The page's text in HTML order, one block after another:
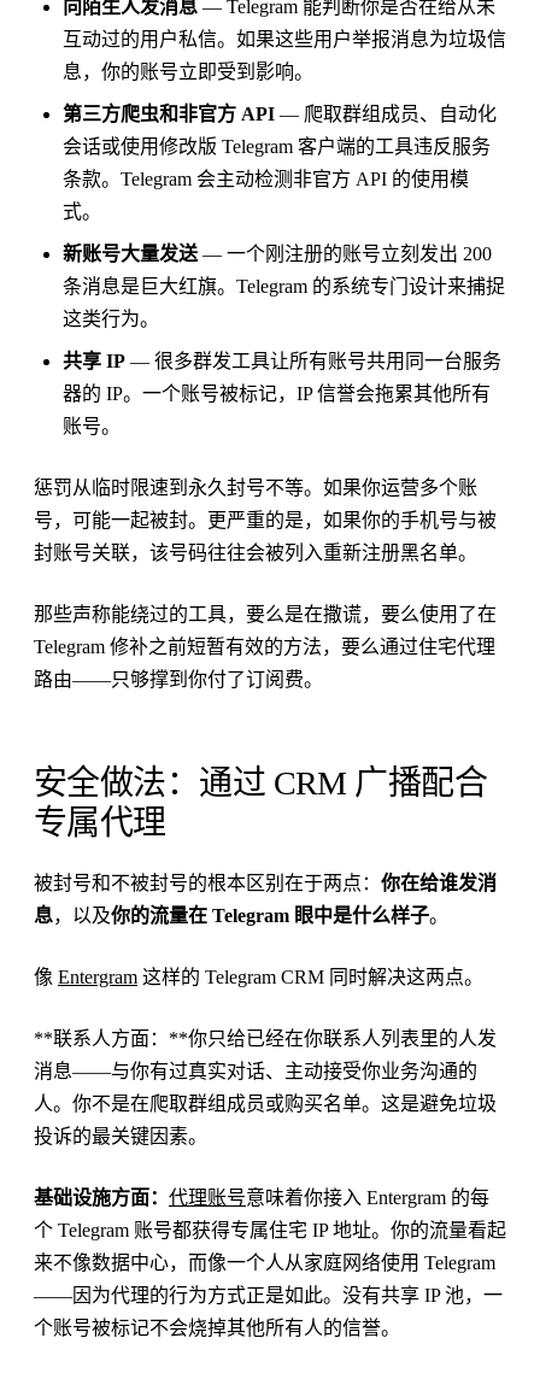
向陌生人发消息 — Telegram 能判断你是否在给从未
互动过的用户私信。如果这些用户举报消息为垃圾信
息，你的账号立即受到影响。
第三方爬虫和非官方 API — 爬取群组成员、自动化
会话或使用修改版 Telegram 客户端的工具违反服务
条款。Telegram 会主动检测非官方 API 的使用模
式。
新账号大量发送 — 一个刚注册的账号立刻发出 200
条消息是巨大红旗。Telegram 的系统专门设计来捕捉
这类行为。
共享 IP — 很多群发工具让所有账号共用同一台服务
器的 IP。一个账号被标记，IP 信誉会拖累其他所有
账号。
惩罚从临时限速到永久封号不等。如果你运营多个账
号，可能一起被封。更严重的是，如果你的手机号与被
封账号关联，该号码往往会被列入重新注册黑名单。
那些声称能绕过的工具，要么是在撒谎，要么使用了在
Telegram 修补之前短暂有效的方法，要么通过住宅代理
路由——只够撑到你付了订阅费。
安全做法：通过 CRM 广播配合
专属代理
被封号和不被封号的根本区别在于两点： 你在给谁发消
息，以及你的流量在 Telegram 眼中是什么样子。
像 Entergram 这样的 Telegram CRM 同时解决这两点。
**联系人方面：**你只给已经在你联系人列表里的人发
消息——与你有过真实对话、主动接受你业务沟通的
人。你不是在爬取群组成员或购买名单。这是避免垃圾
投诉的最关键因素。
基础设施方面： 代理账号意味着你接入 Entergram 的每
个 Telegram 账号都获得专属住宅 IP 地址。你的流量看起
来不像数据中心，而像一个人从家庭网络使用 Telegram
——因为代理的行为方式正是如此。没有共享 IP 池，一
个账号被标记不会烧掉其他所有人的信誉。